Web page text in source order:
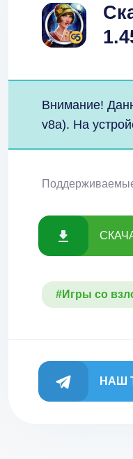
Внимание!
v8a). На
#Игры со
НАШ